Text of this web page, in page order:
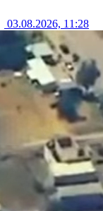
03.08.2026, 11:28